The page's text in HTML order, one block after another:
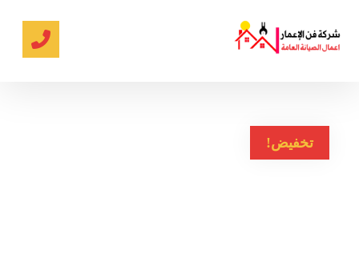
تخفيض!